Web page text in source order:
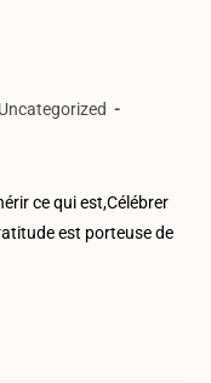
Uncategorized
ce qui est,Célébrer
est porteuse de